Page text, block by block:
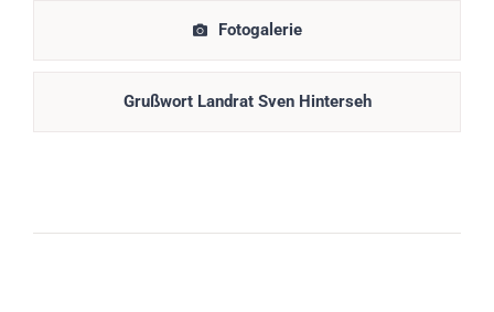
Fotogalerie
Grußwort Landrat Sven Hinterseh